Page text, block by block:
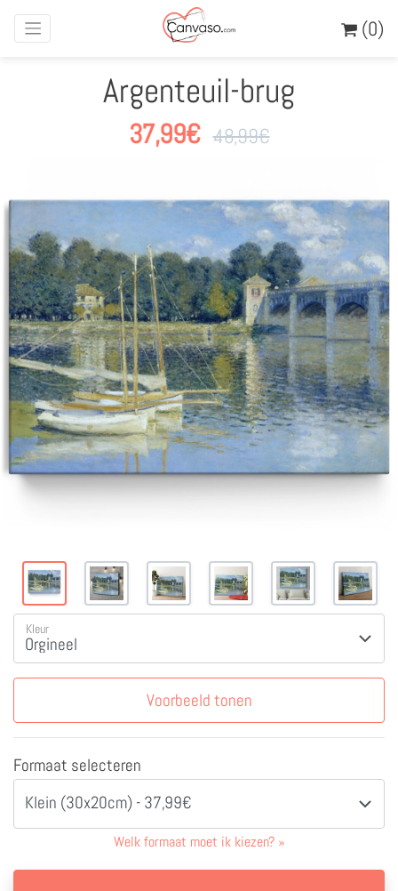
(0)
Argenteuil-brug
37,99€ 48,99€
Kleur
Voorbeeld tonen
Formaat selecteren
Klein (30x20cm) - 37,99€
Welk formaat moet ik kiezen? »